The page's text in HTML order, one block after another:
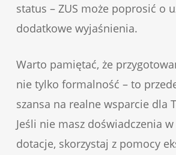
status – ZUS może poprosić o
dodatkowe wyjaśnienia.
Warto pamiętać, że
nie tylko formalność – to
szansa na realne wsparcie dla
Jeśli nie masz doświadczenia
dotacje, skorzystaj z pomocy